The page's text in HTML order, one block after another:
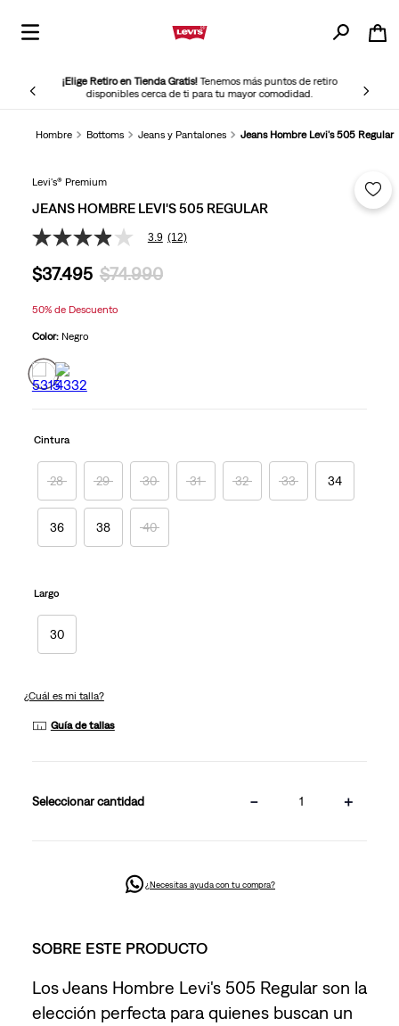
¡Elige Retiro en Tienda Gratis!Tenemos más puntos de retiro
disponibles cerca de ti para tu mayor comodidad.
Hombre Bottoms Jeans y Pantalones Jeans Hombre Levi's 505 Regular
Levi's® Premium
JEANS HOMBRE LEVI'S 505 REGULAR
3.9
5
estrellas,
medio
de
valoración.
Read
12
Reviews.
misma
página.
3.9 (12)
$37.495 $74.990
50%de Descuento
Color: Negro
Cintura
28 29 30 31 32 33 34
36 38 40
Largo
30
¿Cuál es mi talla?
Guía de tallas
cantidad ＋
－
¿Necesitas ayuda con tu compra?
SOBRE ESTE PRODUCTO
Los Jeans Hombre Levi's 505 Regular son la
elección perfecta para quienes buscan un